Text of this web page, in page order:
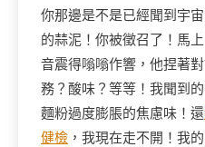
你那邊是不是已經聞到宇
的蒜泥！你被徵召了！馬
音震得嗡嗡作響，他捏著
務？酸味？等等！我聞到的
麵粉過度膨脹的焦慮味！還
健檢 ，我現在走不開！我